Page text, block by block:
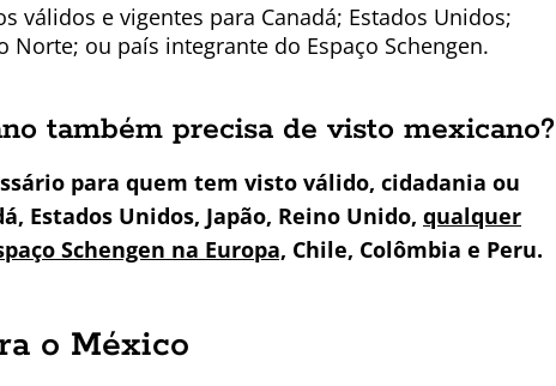
válidos e vigentes para Canadá; Estados Unidos;
Norte; ou país integrante do Espaço Schengen.
também precisa de visto mexicano?
para quem tem visto válido, cidadania ou
Estados Unidos, Japão, Reino Unido, qualquer
Schengen na Europa, Chile, Colômbia e Peru.
o México